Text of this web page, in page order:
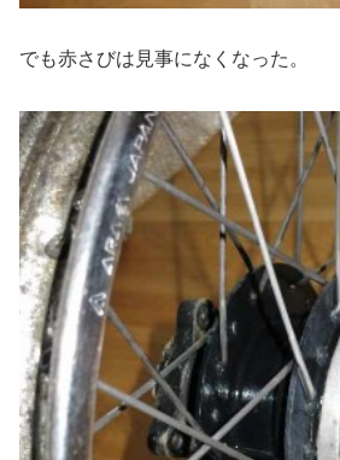
でも赤さびは見事になくなった。